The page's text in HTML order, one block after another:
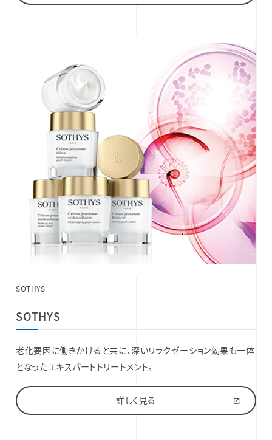
SOTHYS
SOTHYS
老化要因に働きかけると共に、深いリラクゼーション効果も一体
となったエキスパートトリートメント。
詳しく見る